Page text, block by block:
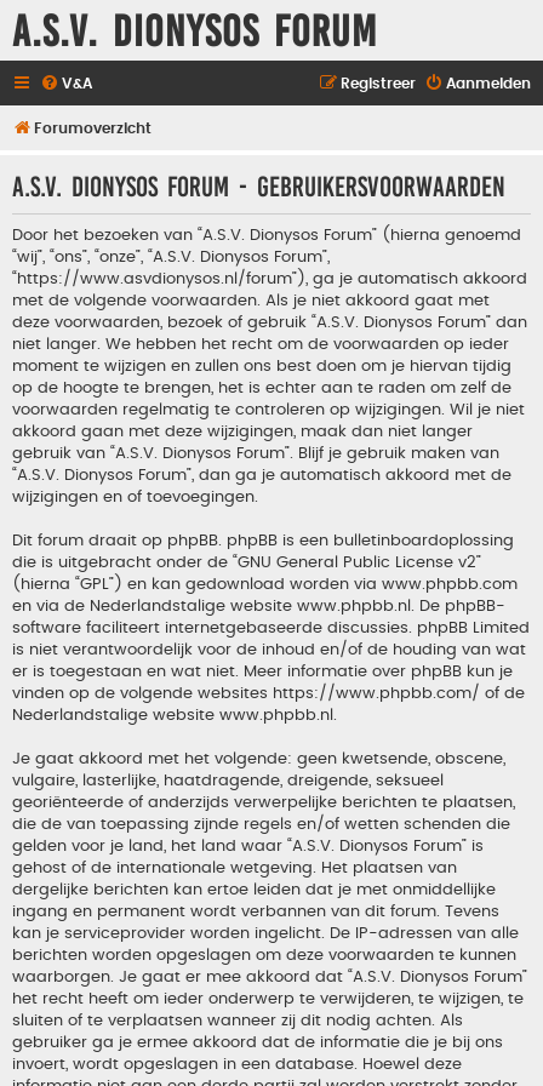
A.S.V. Dionysos Forum
V&A Aanmelden
Registreer
Forumoverzicht
A.S.V. Dionysos Forum - Gebruikersvoorwaarden
Door het bezoeken van “A.S.V. Dionysos Forum” (hierna genoemd
“wij”, “ons”, “onze”, “A.S.V. Dionysos Forum”,
“https://www.asvdionysos.nl/forum”), ga je automatisch akkoord
met de volgende voorwaarden. Als je niet akkoord gaat met
deze voorwaarden, bezoek of gebruik “A.S.V. Dionysos Forum” dan
niet langer. We hebben het recht om de voorwaarden op ieder
moment te wijzigen en zullen ons best doen om je hiervan tijdig
op de hoogte te brengen, het is echter aan te raden om zelf de
voorwaarden regelmatig te controleren op wijzigingen. Wil je niet
akkoord gaan met deze wijzigingen, maak dan niet langer
gebruik van “A.S.V. Dionysos Forum”. Blijf je gebruik maken van
“A.S.V. Dionysos Forum”, dan ga je automatisch akkoord met de
wijzigingen en of toevoegingen.
Dit forum draait op phpBB. phpBB is een bulletinboardoplossing
die is uitgebracht onder de “GNU General Public License v2”
(hierna “GPL”) en kan gedownload worden via www.phpbb.com
en via de Nederlandstalige website www.phpbb.nl . De phpBB-
software faciliteert internetgebaseerde discussies. phpBB Limited
is niet verantwoordelijk voor de inhoud en/of de houding van wat
er is toegestaan en wat niet. Meer informatie over phpBB kun je
vinden op de volgende websites https://www.phpbb.com/ of de
Nederlandstalige website www.phpbb.nl .
Je gaat akkoord met het volgende: geen kwetsende, obscene,
vulgaire, lasterlijke, haatdragende, dreigende, seksueel
georiënteerde of anderzijds verwerpelijke berichten te plaatsen,
die de van toepassing zijnde regels en/of wetten schenden die
gelden voor je land, het land waar “A.S.V. Dionysos Forum” is
gehost of de internationale wetgeving. Het plaatsen van
dergelijke berichten kan ertoe leiden dat je met onmiddellijke
ingang en permanent wordt verbannen van dit forum. Tevens
kan je serviceprovider worden ingelicht. De IP-adressen van alle
berichten worden opgeslagen om deze voorwaarden te kunnen
waarborgen. Je gaat er mee akkoord dat “A.S.V. Dionysos Forum”
het recht heeft om ieder onderwerp te verwijderen, te wijzigen, te
sluiten of te verplaatsen wanneer zij dit nodig achten. Als
gebruiker ga je ermee akkoord dat de informatie die je bij ons
invoert, wordt opgeslagen in een database. Hoewel deze